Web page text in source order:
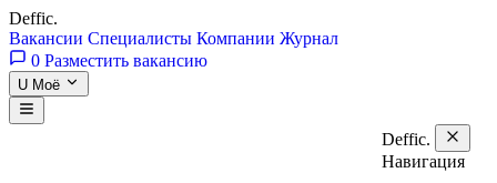
Deffic.
Вакансии Специалисты Компании Журнал
0 Разместить вакансию
U Моё
Deffic.
Навигация